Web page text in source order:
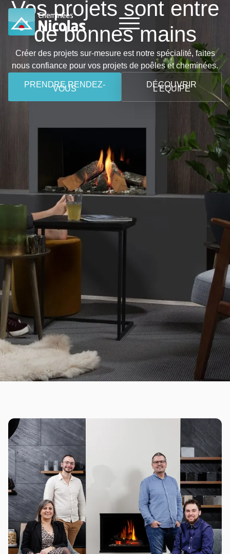
Vos projets sont entre
de bonnes mains
Créer des projets sur-mesure est notre spécialité, faites
nous confiance pour vos projets de poêles et cheminées.
PRENDRE RENDEZ-
VOUS DÉCOUVRIR
L'ÉQUIPE